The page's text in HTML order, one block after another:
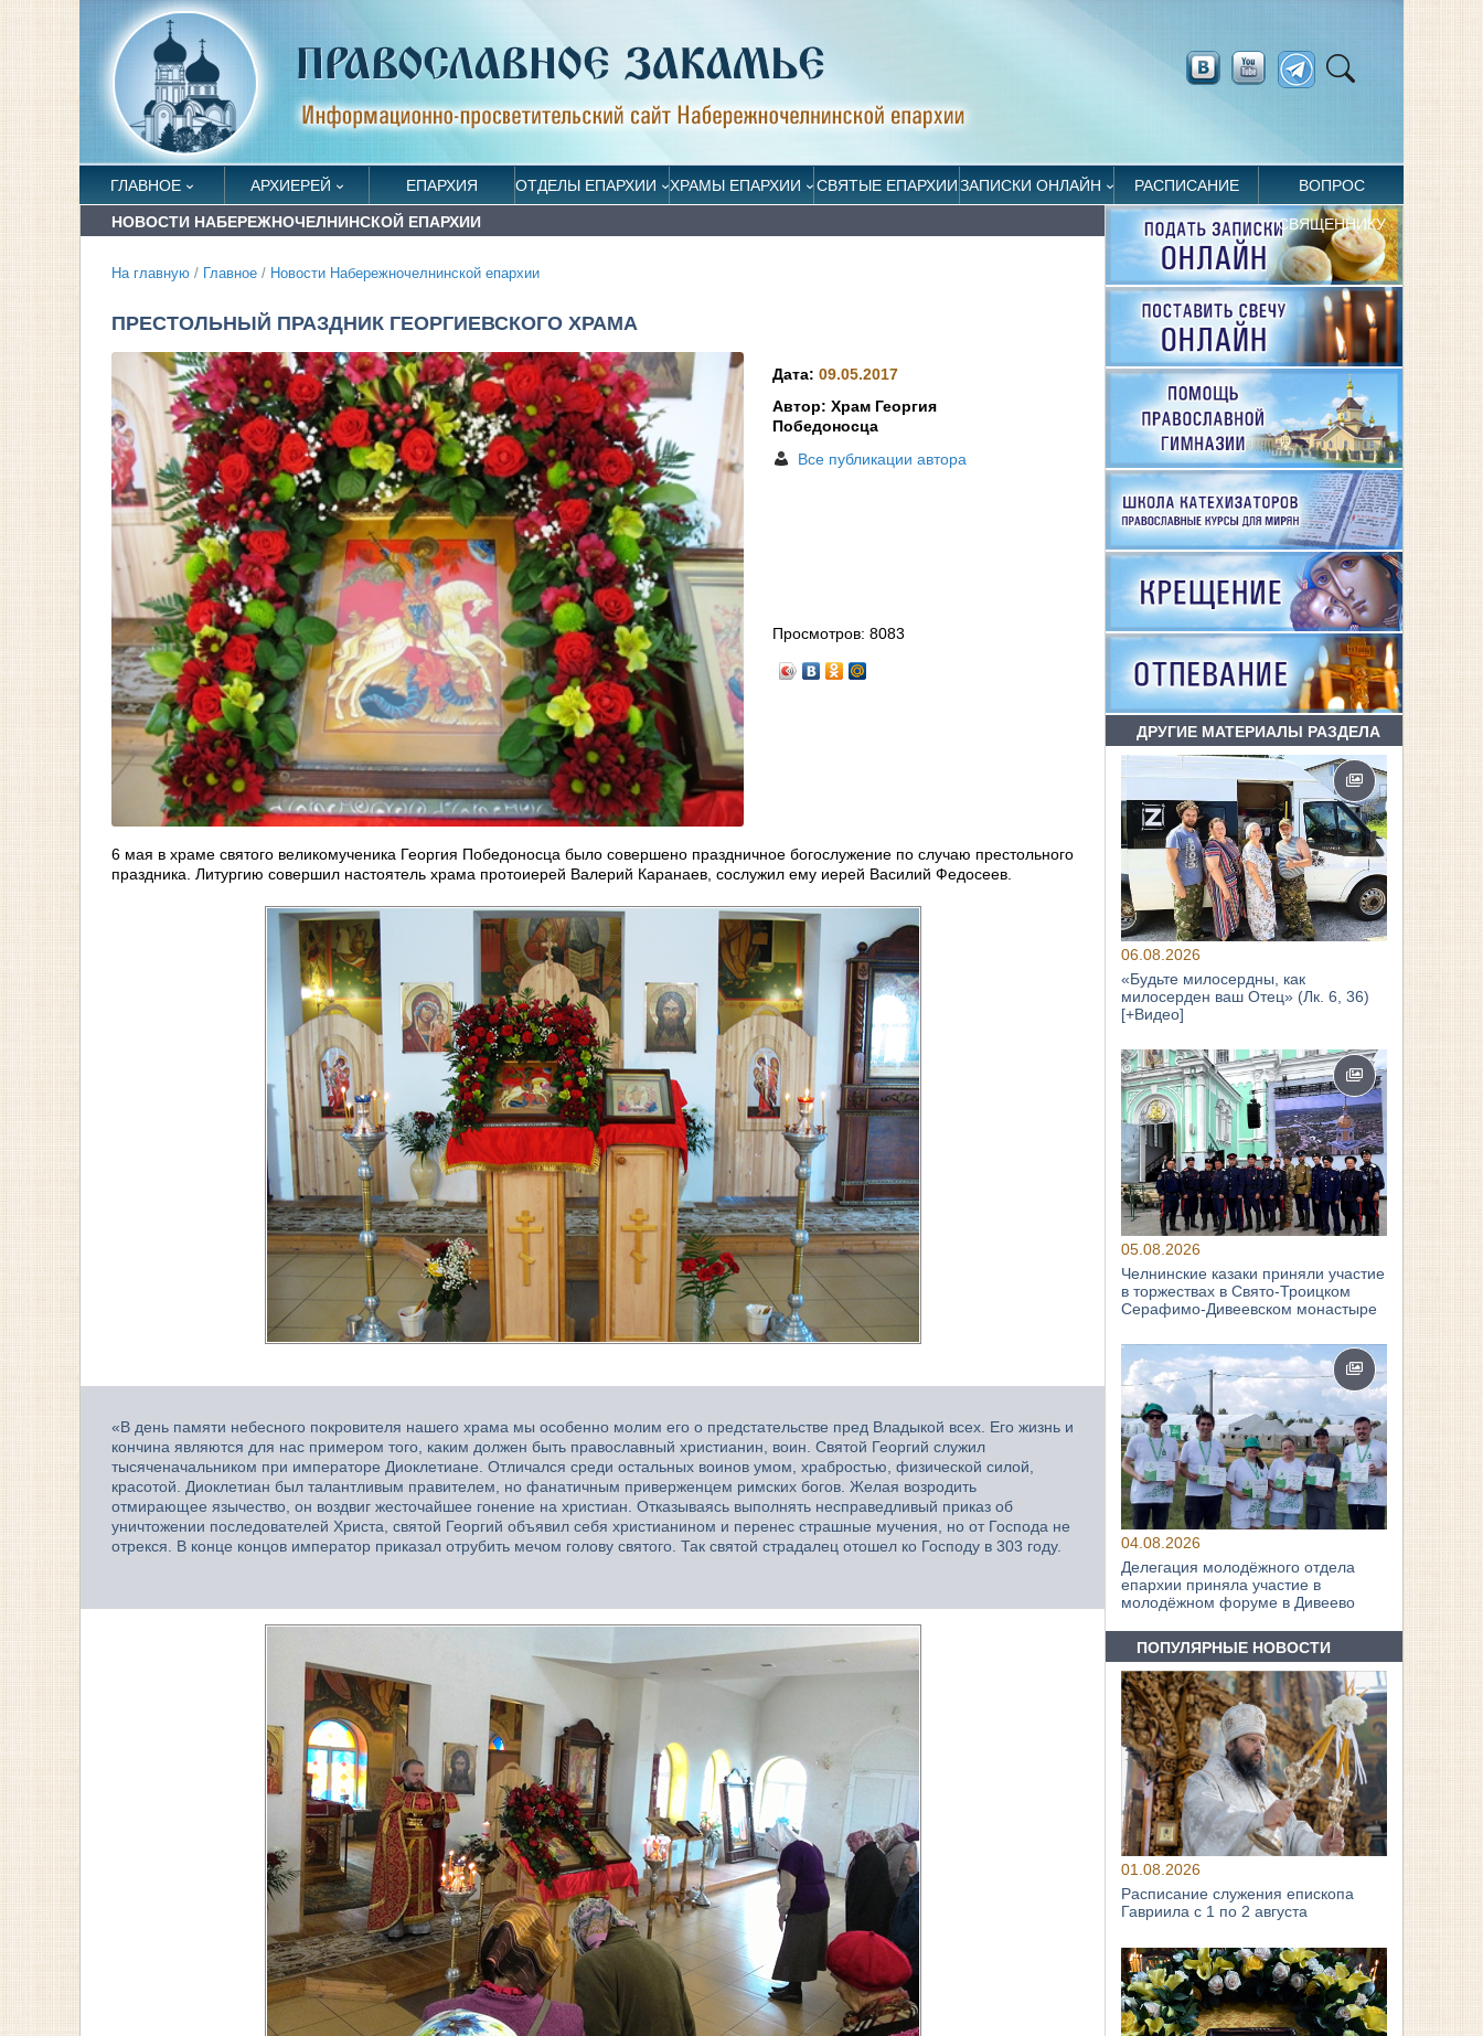
ГЛАВНОЕ АРХИЕРЕЙ ЕПАРХИЯ ОТДЕЛЫ ЕПАРХИИ ХРАМЫ ЕПАРХИИ СВЯТЫЕ ЕПАРХИИЗАПИСКИ ОНЛАЙН РАСПИСАНИЕ ВОПРОС
СВЯЩЕННИКУ
НОВОСТИ НАБЕРЕЖНОЧЕЛНИНСКОЙ ЕПАРХИИ
На главную / Главное / Новости Набережночелнинской епархии
ПРЕСТОЛЬНЫЙ ПРАЗДНИК ГЕОРГИЕВСКОГО ХРАМА
Дата:09.05.2017
Автор: Храм Георгия
Победоносца
Все публикации автора
Просмотров:8083
6 мая в храме святого великомученика Георгия Победоносца было совершено праздничное богослужение по случаю престольного
праздника. Литургию совершил настоятель храма протоиерей Валерий Каранаев, сослужил ему иерей Василий Федосеев.
«В день памяти небесного покровителя нашего храма мы особенно молим его о предстательстве пред Владыкой всех. Его жизнь и
кончина являются для нас примером того, каким должен быть православный христианин, воин. Святой Георгий служил
тысяченачальником при императоре Диоклетиане. Отличался среди остальных воинов умом, храбростью, физической силой,
красотой. Диоклетиан был талантливым правителем, но фанатичным приверженцем римских богов. Желая возродить
отмирающее язычество, он воздвиг жесточайшее гонение на христиан. Отказываясь выполнять несправедливый приказ об
уничтожении последователей Христа, святой Георгий объявил себя христианином и перенес страшные мучения, но от Господа не
отрекся. В конце концов император приказал отрубить мечом голову святого. Так святой страдалец отошел ко Господу в 303 году.
ДРУГИЕ МАТЕРИАЛЫ РАЗДЕЛА
06.08.2026
«Будьте милосердны, как
милосерден ваш Отец» (Лк. 6, 36)
[+Видео]
05.08.2026
Челнинские казаки приняли участие
в торжествах в Свято‑Троицком
Серафимо‑Дивеевском монастыре
04.08.2026
Делегация молодёжного отдела
епархии приняла участие в
молодёжном форуме в Дивеево
ПОПУЛЯРНЫЕ НОВОСТИ
01.08.2026
Расписание служения епископа
Гавриила с 1 по 2 августа